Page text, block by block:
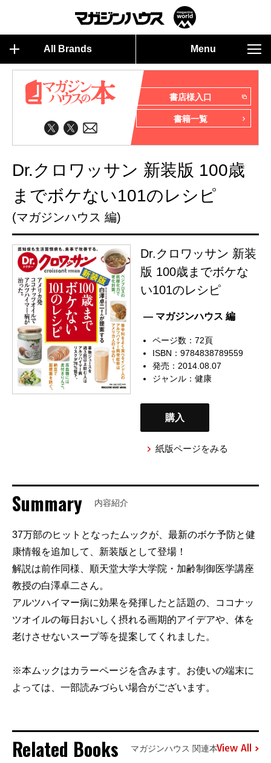
All Brands Menu
書店様入口
書籍一覧
Dr.クロワッサン 新装版 100歳
までボケない101のレシピ
(マガジンハウス 編)
Dr.クロワッサン 新装
版 100歳までボケな
い101のレシピ
— マガジンハウス 編
ページ数：72頁
ISBN：9784838789559
発売：2014.08.07
ジャンル：健康
購入
紙版ページをみる
Summary 内容紹介
37万部のヒットとなったムックが、最新のボケ予防と健
康情報を追加して、新装版として登場！
解説は前作同様、順天堂大学大学院・加齢制御医学講座
教授の白澤卓二さん。
アルツハイマー病に効果を発揮したと話題の、ココナッ
ツオイルの毎日おいしく摂れる画期的アイデアや、体を
老けさせないスープ等を提案してくれました。
※本ムックはカラーページを含みます。お使いの端末に
よっては、一部読みづらい場合がございます。
Related Books マガジンハウス 関連本View All